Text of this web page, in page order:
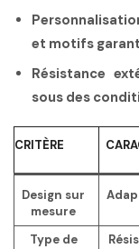
et motifs
Résistance
sous des
CRITÈRE
Design sur
mesure
Type de